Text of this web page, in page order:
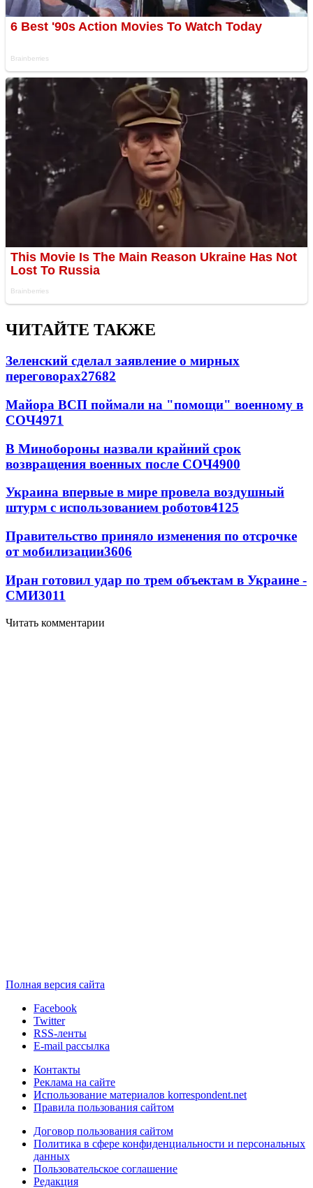
ЧИТАЙТЕ ТАКЖЕ
Зеленский сделал заявление о мирных
переговорах27682
Майора ВСП поймали на "помощи" военному в
СОЧ4971
В Минобороны назвали крайний срок
возвращения военных после СОЧ4900
Украина впервые в мире провела воздушный
штурм с использованием роботов4125
Правительство приняло изменения по отсрочке
от мобилизации3606
Иран готовил удар по трем объектам в Украине -
СМИ3011
Читать комментарии
Полная версия сайта
Facebook
Twitter
RSS-ленты
E-mail рассылка
Контакты
Реклама на сайте
Использование материалов korrespondent.net
Правила пользования сайтом
Договор пользования сайтом
Политика в сфере конфиденциальности и персональных
данных
Пользовательское соглашение
Редакция